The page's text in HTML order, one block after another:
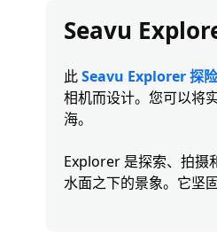
Seavu
此Seavu Explorer 探
相机而设计。您可以将
海。
Explorer 是探索、拍摄
水面之下的景象。它坚